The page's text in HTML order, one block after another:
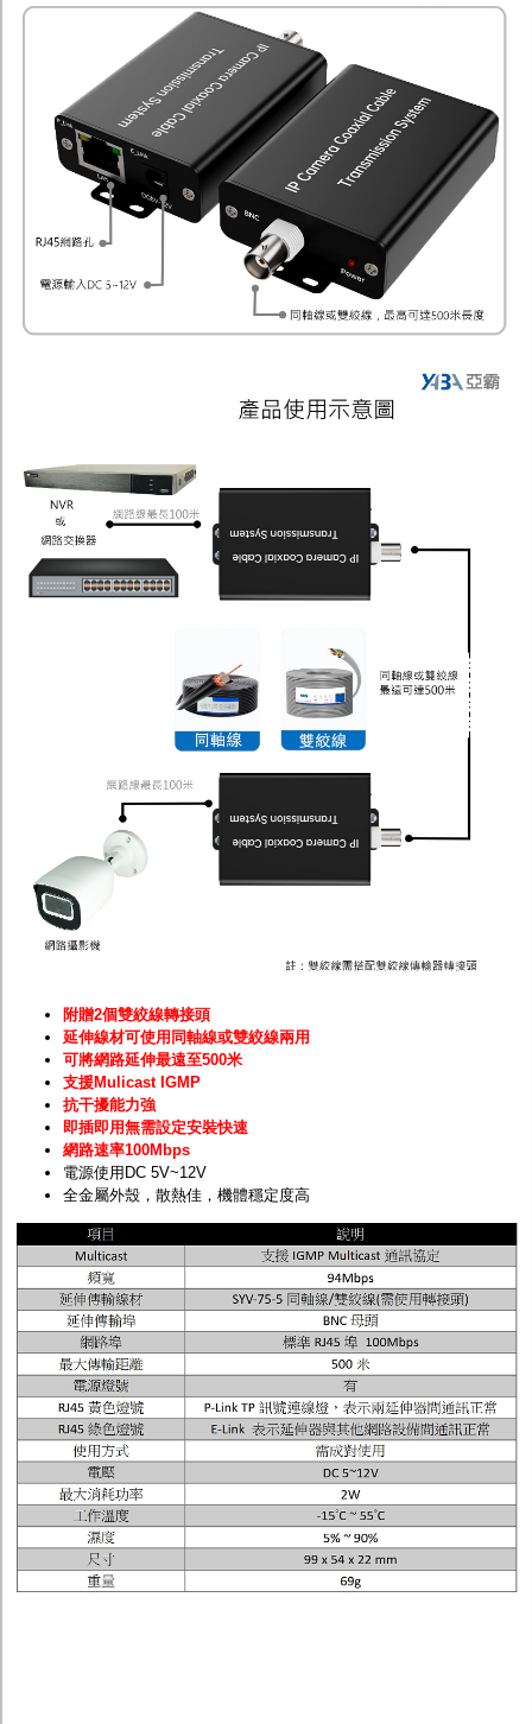
附贈2個雙絞線轉接頭
延伸線材可使用同軸線或雙絞線兩用
可將網路延伸最遠至500米
支援Mulicast IGMP
抗干擾能力強
即插即用無需設定安裝快速
網路速率100Mbps
電源使用DC 5V~12V
全金屬外殼，散熱佳，機體穩定度高